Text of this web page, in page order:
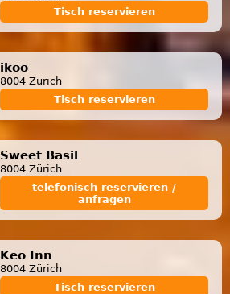
Tisch reservieren
ikoo
8004 Zürich
Tisch reservieren
Sweet Basil
8004 Zürich
telefonisch reservieren /
anfragen
Keo Inn
8004 Zürich
Tisch reservieren